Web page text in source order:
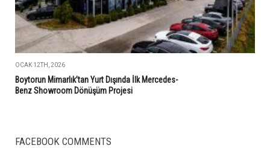
OCAK 12TH, 2026
Boytorun Mimarlık’tan Yurt Dışında İlk Mercedes-
Benz Showroom Dönüşüm Projesi
FACEBOOK COMMENTS